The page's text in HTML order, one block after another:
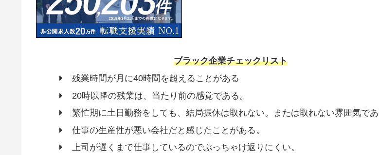
ブラック企業チェックリスト
残業時間が月に40時間を超えることがある
20時以降の残業は、当たり前の感覚である。
繁忙期に土日勤務をしても、結局振休は取れない。または取れない雰囲気であ
仕事の生産性が悪い会社だと感じたことがある。
上司が遅くまで仕事しているのでぶっちゃけ返りにくい。